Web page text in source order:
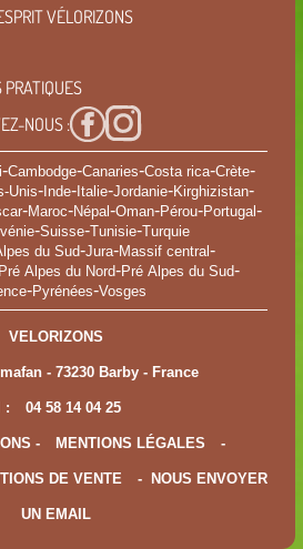
VÉLORIZONS
PRATIQUES
NOUS :
-Cambodge-Canaries-Costa rica-Crète-
Unis-Inde-Italie-Jordanie-Kirghizistan-
-Maroc-Népal-Oman-Pérou-Portugal-
-Suisse-Tunisie-Turquie
du Sud-Jura-Massif central-
Pré Alpes du Nord-Pré Alpes du Sud-
-Pyrénées-Vosges
VELORIZONS
- 73230 Barby - France
: 04 58 14 04 25
- MENTIONS LÉGALES -
DE VENTE - NOUS ENVOYER
UN EMAIL